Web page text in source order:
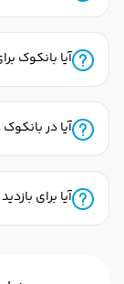
آیا بانکوک
آیا در
آیا برای